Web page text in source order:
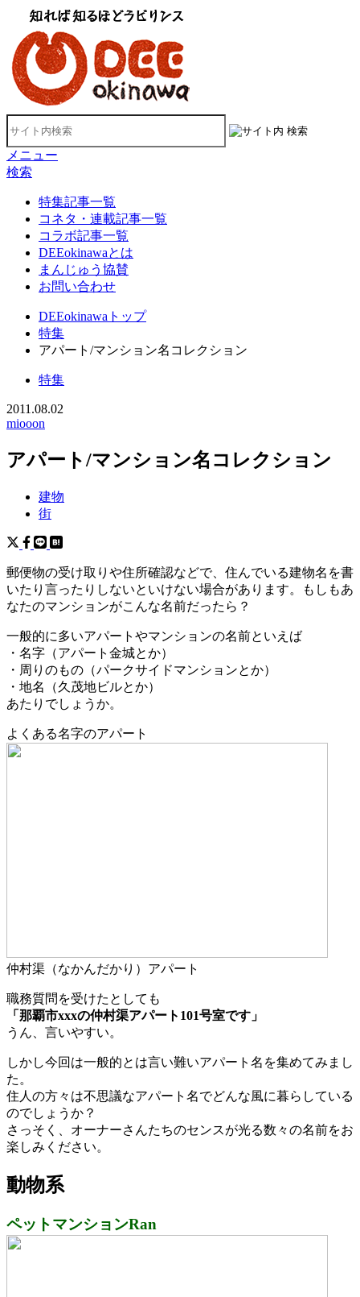
メニュー
検索
特集記事一覧
コネタ・連載記事一覧
コラボ記事一覧
DEEokinawaとは
まんじゅう協賛
お問い合わせ
DEEokinawaトップ
特集
アパート/マンション名コレクション
特集
2011.08.02
miooon
アパート/マンション名コレクション
建物
街
郵便物の受け取りや住所確認などで、住んでいる建物名を書
いたり言ったりしないといけない場合があります。もしもあ
なたのマンションがこんな名前だったら？
一般的に多いアパートやマンションの名前といえば
・名字（アパート金城とか）
・周りのもの（パークサイドマンションとか）
・地名（久茂地ビルとか）
あたりでしょうか。
よくある名字のアパート
仲村渠（なかんだかり）アパート
職務質問を受けたとしても
「那覇市xxxの仲村渠アパート101号室です」
うん、言いやすい。
しかし今回は一般的とは言い難いアパート名を集めてみまし
た。
住人の方々は不思議なアパート名でどんな風に暮らしている
のでしょうか？
さっそく、オーナーさんたちのセンスが光る数々の名前をお
楽しみください。
動物系
ペットマンションRan